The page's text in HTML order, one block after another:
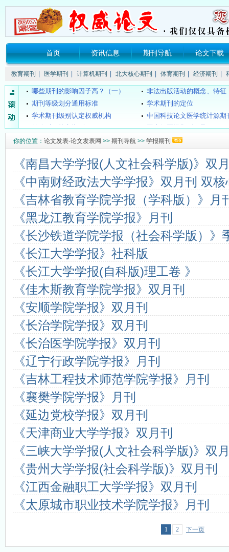
首页 资讯信息 期刊导航 论文下载
教育期刊 医学期刊 计算机期刊 北大核心期刊 体育期刊 经济期刊
关于所谓的“中国消费网（xao...
《SCI》、《EI》、《ISTP
要投稿的话要注明哪些信息？
核心期刊的发表流程是什么
普通期刊的发表流程是什么？
哪些期刊的影响因子高？（
哪些期刊的影响因子高？（一）
非法出版活动的概念、特征
4种组织工程期刊新进入SCI
SCI和SCI-E的区别？
什么是CSCD期刊？
《中文核心期刊要目总览》
都市学生教育故事：我想成为坐...
海南教师评职称不再要求发
关于所谓的“中国消费网（xao...
《SCI》、《EI》、《ISTP
要投稿的话要注明哪些信息？
核心期刊的发表流程是什么
普通期刊的发表流程是什么？
哪些期刊的影响因子高？（
哪些期刊的影响因子高？（一）
非法出版活动的概念、特征
期刊等级划分通用标准
学术期刊的定位
学术期刊级别认定权威机构
中国科技论文医学统计源期
什么叫双核心期刊
国家级医学期刊目录
4种组织工程期刊新进入SCI
SCI和SCI-E的区别？
什么是CSCD期刊？
《中文核心期刊要目总览》
都市学生教育故事：我想成为坐...
海南教师评职称不再要求发
你的位置： 论文发表-论文发表网 >> 期刊导航 >> 学报期刊
《南昌大学学报(人文社会科学版)》双
《中南财经政法大学学报》双月刊 双
《吉林省教育学院学报（学科版）》月
《黑龙江教育学院学报》月刊
《长沙铁道学院学报（社会科学版）》
《长江大学学报》社科版
《长江大学学报(自科版)理工卷 》
《佳木斯教育学院学报》双月刊
《安顺学院学报》双月刊
《长治学院学报》双月刊
《长治医学院学报》双月刊
《辽宁行政学院学报》月刊
《吉林工程技术师范学院学报》月刊
《襄樊学院学报》月刊
《延边党校学报》双月刊
《天津商业大学学报》双月刊
《三峡大学学报(人文社会科学版)》双
《贵州大学学报(社会科学版)》双月刊
《江西金融职工大学学报》双月刊
《太原城市职业技术学院学报》月刊
1 2 下一页